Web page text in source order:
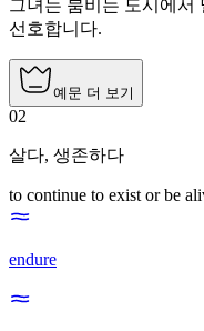
그녀는 붐비는 도시에서
선호합니다.
예문 더 보기
02
살다, 생존하다
to continue to exist or be
endure